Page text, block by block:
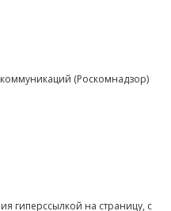
(Роскомнадзор)
гиперссылкой на страницу, с